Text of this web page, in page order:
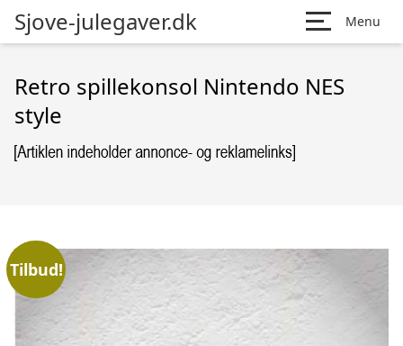
Sjove-julegaver.dk Menu
Retro spillekonsol Nintendo NES
style
Tilbud!